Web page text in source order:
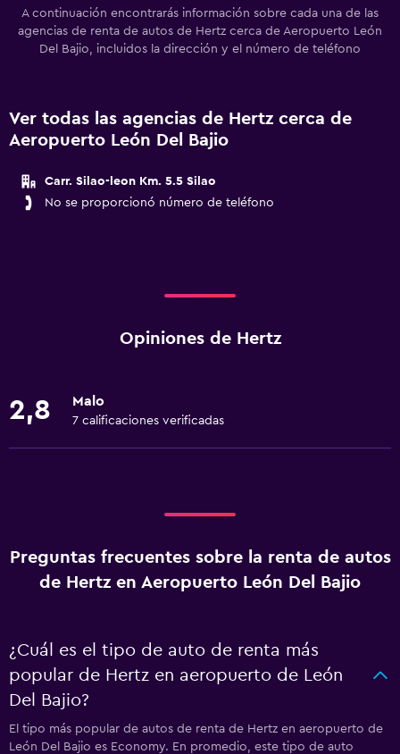
A continuación encontrarás información sobre cada una de las
agencias de renta de autos de Hertz cerca de Aeropuerto León
Del Bajio, incluidos la dirección y el número de teléfono
Ver todas las agencias de Hertz cerca de
Aeropuerto León Del Bajio
Carr. Silao-leon Km. 5.5 Silao
No se proporcionó número de teléfono
Opiniones de Hertz
2,8 Malo
7 calificaciones verificadas
Preguntas frecuentes sobre la renta de autos
de Hertz en Aeropuerto León Del Bajio
¿Cuál es el tipo de auto de renta más
popular de Hertz en aeropuerto de León
Del Bajio?
El tipo más popular de autos de renta de Hertz en aeropuerto de
León Del Bajio es Economy. En promedio, este tipo de auto